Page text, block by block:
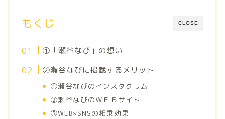
CLOSE
もくじ
①「瀬谷なび」の想い
②瀬谷なびに掲載するメリット
①瀬谷なびのインスタグラム
②瀬谷なびのＷＥＢサイト
③WEB×SNSの相乗効果